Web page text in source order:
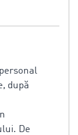
după
De